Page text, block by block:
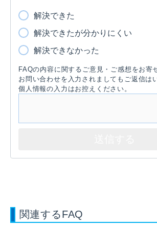
解決できた
解決できたが分かりにくい
解決できなかった
FAQの内容に関するご意見・ご感想をお寄
お問い合わせを入力されましてもご返信は
個人情報の入力はお控えください。
関連するFAQ